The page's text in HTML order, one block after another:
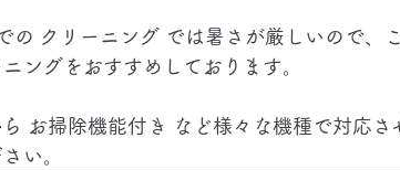
の クリーニング では暑さが厳しいので、
ングをおすすめしております。
お掃除機能付き など様々な機種で対応さ
い。